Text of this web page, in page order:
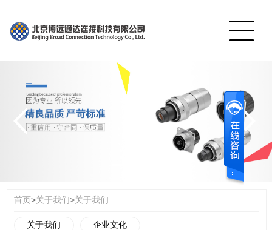
网站首页
公司简介
工程案例
首页>关于我们 >关于我们
关于我们 企业文化